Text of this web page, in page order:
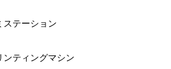
ステーション
ンティングマシン